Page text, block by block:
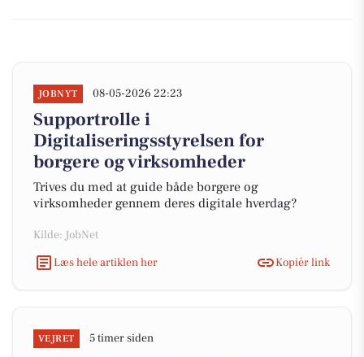
JOBNYT 08-05-2026 22:23
Supportrolle i
Digitaliseringsstyrelsen for
borgere og virksomheder
Trives du med at guide både borgere og
virksomheder gennem deres digitale hverdag?
Kilde: JobNet
Læs hele artiklen her
Kopiér link
VEJRET 5 timer siden